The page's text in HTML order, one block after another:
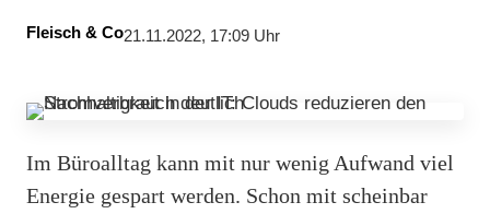
Fleisch & Co21.11.2022, 17:09 Uhr
Im Büroalltag kann mit nur wenig Aufwand viel
Energie gespart werden. Schon mit scheinbar